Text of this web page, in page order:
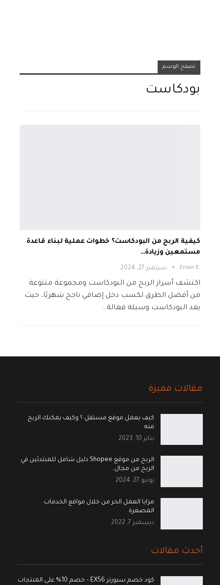
تصفح الوسم
بودكاست
كيفية الربح من البودكاست؟ خطوات عملية لبناء قاعدة
مستمعين وزيادة…
.Eman E سبتمبر 27, 2024
اكتشف أسرار الربح من البودكاست ومجموعة متنوعة
من أفضل الطرق لكسب دخل إضافي ناجح شهريًا، حيث
يعد البودكاست وسيلة فعالة…
مقالات مميزة
كيف يعمل موقع مستقل ؟ وكيف يمكنك الربح
منه
يناير 10, 2023
الربح من موقع Shopee دليل شامل للمبتدئين في
الربح من مجال…
يونيو 27, 2024
مزايا العمل الحر من خلال مواقع الخدمات
المصغرة
ديسمبر 7, 2022
أحدث مقالات
كود خصم سبورتر EX56 – خصم 10% على المنتجات